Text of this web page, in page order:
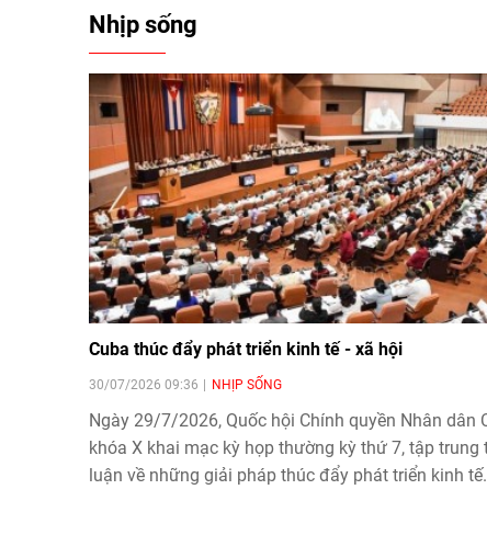
Nhịp sống
Cuba thúc đẩy phát triển kinh tế - xã hội
30/07/2026 09:36 NHỊP SỐNG
Ngày 29/7/2026, Quốc hội Chính quyền Nhân dân
khóa X khai mạc kỳ họp thường kỳ thứ 7, tập trung
luận về những giải pháp thúc đẩy phát triển kinh tế.